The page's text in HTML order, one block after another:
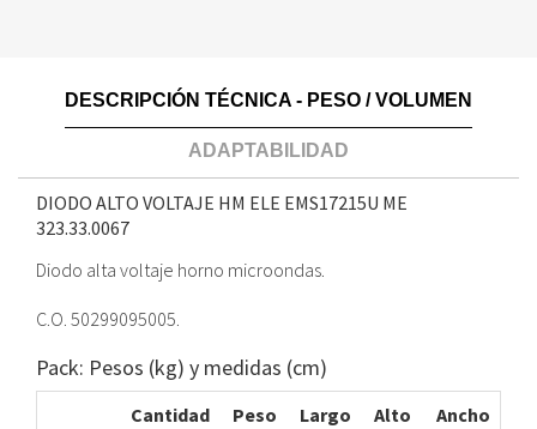
DESCRIPCIÓN TÉCNICA - PESO / VOLUMEN
ADAPTABILIDAD
DIODO ALTO VOLTAJE HM ELE EMS17215U ME
323.33.0067
Diodo alta voltaje horno microondas.
C.O. 50299095005.
Pack: Pesos (kg) y medidas (cm)
Cantidad Peso Largo Alto
Ancho